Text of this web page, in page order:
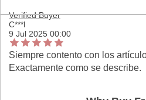
Verified Buyer
C***l
9 Jul 2025 00:00
Siempre contento con los
Exactamente como se describe.